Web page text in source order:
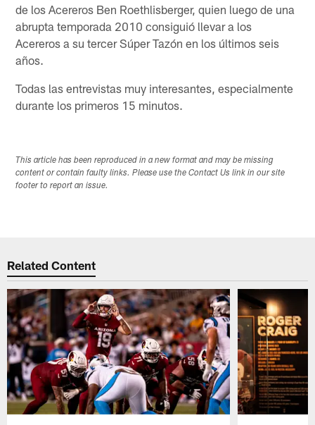
de los Acereros Ben Roethlisberger, quien luego de una
abrupta temporada 2010 consiguió llevar a los
Acereros a su tercer Súper Tazón en los últimos seis
años.
Todas las entrevistas muy interesantes, especialmente
durante los primeros 15 minutos.
This article has been reproduced in a new format and may be missing
content or contain faulty links. Please use the Contact Us link in our site
footer to report an issue.
Related Content